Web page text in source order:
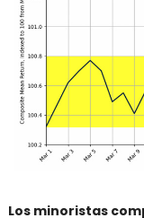
Los minoristas